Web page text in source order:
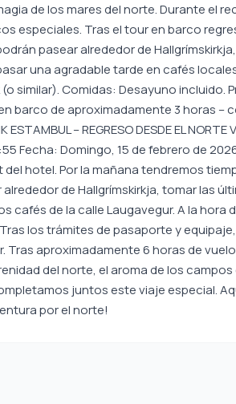
de los mares del norte. Durante el
especiales. Tras el tour en barco
pasear alrededor de
una agradable tarde en cafés
similar). Comidas: Desayuno incluido.
barco de aproximadamente 3 horas –
ESTAMBUL – REGRESO DESDE EL
Fecha: Domingo, 15 de febrero de
hotel. Por la mañana tendremos
alrededor de Hallgrímskirkja, tomar las
cafés de la calle Laugavegur. A la hora
los trámites de pasaporte y
Tras aproximadamente 6 horas de
del norte, el aroma de los campos
juntos este viaje especial.
por el norte!